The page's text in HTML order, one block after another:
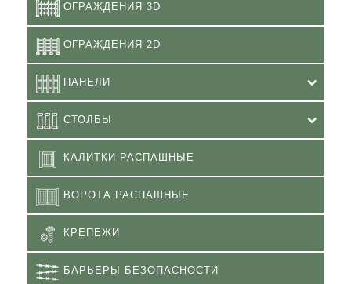
ОГРАЖДЕНИЯ 3D
ОГРАЖДЕНИЯ 2D
ПАНЕЛИ
СТОЛБЫ
КАЛИТКИ РАСПАШНЫЕ
ВОРОТА РАСПАШНЫЕ
КРЕПЕЖИ
БАРЬЕРЫ БЕЗОПАСНОСТИ